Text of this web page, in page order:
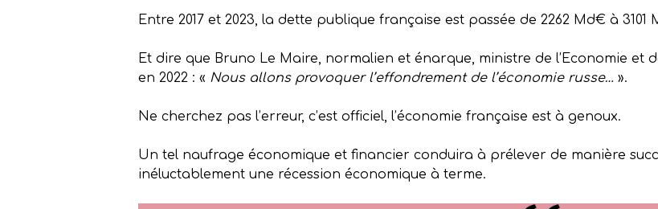
Entre 2017 et 2023, la dette publique française est passée de 2262 Md€ à
Et dire que Bruno Le Maire, normalien et énarque, ministre de l’Economie et
en 2022 : « Nous allons provoquer l’effondrement de l’économie russe… ».
Ne cherchez pas l’erreur, c’est officiel, l’économie française est à genoux.
Un tel naufrage économique et financier conduira à prélever de manière
inéluctablement une récession économique à terme.